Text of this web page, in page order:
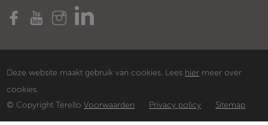
Deze website maakt gebruik van cookies. Lees hier meer over
cookies.
© Copyright TerelloVoorwaarden Privacy policy Sitemap